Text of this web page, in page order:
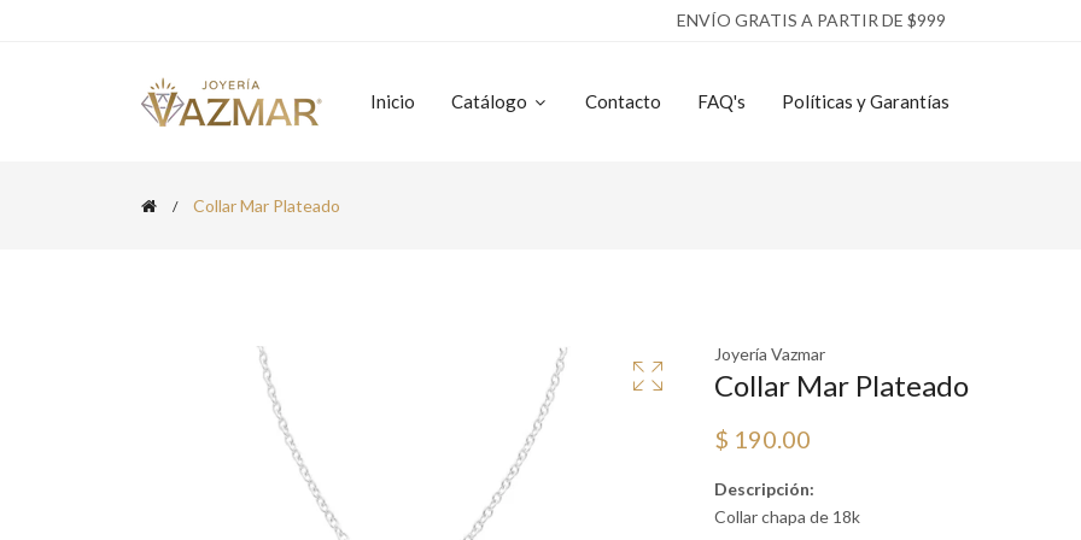
ENVÍO GRATIS A PARTIR DE $999
Inicio Catálogo Contacto FAQ's Políticas y Garantías
Collar Mar Plateado
Joyería Vazmar
Collar Mar Plateado
$ 190.00
Descripción:
Collar chapa de 18k